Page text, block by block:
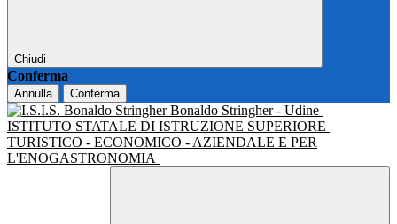
Chiudi
Conferma
Annulla Conferma
Bonaldo Stringher - Udine
ISTITUTO STATALE DI ISTRUZIONE SUPERIORE
TURISTICO - ECONOMICO - AZIENDALE E PER
L'ENOGASTRONOMIA